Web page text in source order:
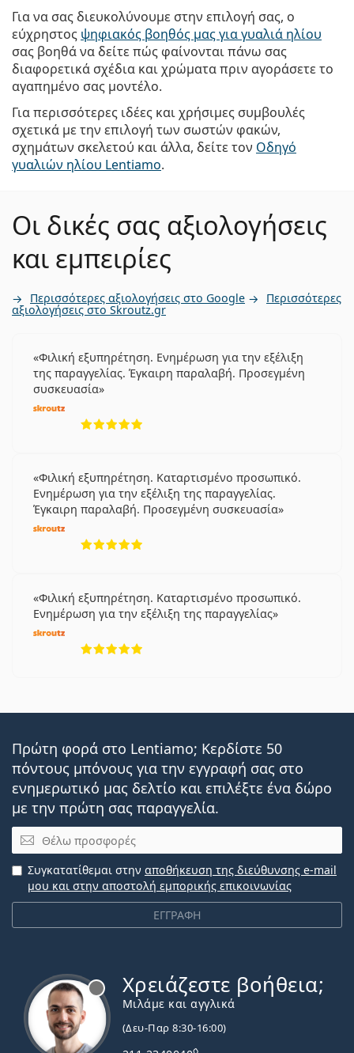
Για να σας διευκολύνουμε στην επιλογή σας, ο
εύχρηστος ψηφιακός βοηθός μας για γυαλιά ηλίου
σας βοηθά να δείτε πώς φαίνονται πάνω σας
διαφορετικά σχέδια και χρώματα πριν αγοράσετε το
αγαπημένο σας μοντέλο.
Για περισσότερες ιδέες και χρήσιμες συμβουλές
σχετικά με την επιλογή των σωστών φακών,
σχημάτων σκελετού και άλλα, δείτε τον Οδηγό
γυαλιών ηλίου Lentiamo.
Οι δικές σας αξιολογήσεις
και εμπειρίες
Περισσότερες αξιολογήσεις στο Google Περισσότερες
αξιολογήσεις στο Skroutz.gr
Φιλική εξυπηρέτηση. Ενημέρωση για την εξέλιξη
της παραγγελίας. Έγκαιρη παραλαβή. Προσεγμένη
συσκευασία
Φιλική εξυπηρέτηση. Καταρτισμένο προσωπικό.
Ενημέρωση για την εξέλιξη της παραγγελίας.
Έγκαιρη παραλαβή. Προσεγμένη συσκευασία
Φιλική εξυπηρέτηση. Καταρτισμένο προσωπικό.
Ενημέρωση για την εξέλιξη της παραγγελίας
Πρώτη φορά στο Lentiamo; Κερδίστε 50
πόντους μπόνους για την εγγραφή σας στο
ενημερωτικό μας δελτίο και επιλέξτε ένα δώρο
με την πρώτη σας παραγγελία.
Email
ΕΓΓΡΑΦΗ
Συγκατατίθεμαι στην αποθήκευση της διεύθυνσης e-mail
μου και στην αποστολή εμπορικής επικοινωνίας
Χρειάζεστε βοήθεια;
Μιλάμε και αγγλικά
(Δευ-Παρ 8:30-16:00)